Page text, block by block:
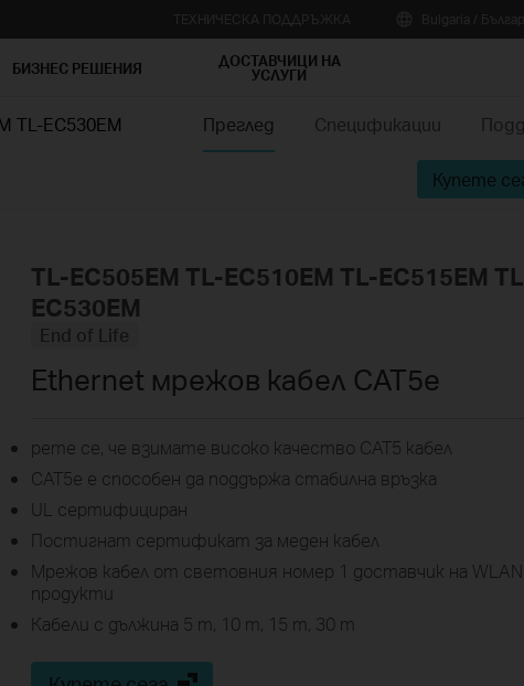
БИЗНЕС РЕШЕНИЯ ДОСТАВЧИЦИ НА
УСЛУГИ
TL-EC530EM Преглед Спецификации
Купете
TL-EC505EM TL-EC510EM TL-EC515EM
EC530EM
End of Life
Ethernet мрежов кабел CAT5e
рете се, че взимате високо качество CAT5 кабел
CAT5e е способен да поддържа стабилна връзка
UL сертифициран
Постигнат сертификат за меден кабел
Мрежов кабел от световния номер 1 доставчик на WLAN
продукти
Кабели с дължина 5 m, 10 m, 15 m, 30 m